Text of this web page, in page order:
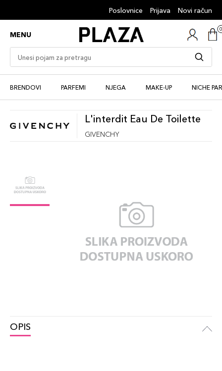
Poslovnice Prijava Novi račun
MENU
BRENDOVI PARFEMI NJEGA MAKE-UP NICHE
L'interdit Eau De Toilette
GIVENCHY
OPIS